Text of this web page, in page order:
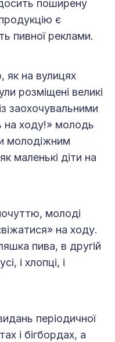
поширену
є
пивної реклами.
як на вулицях
розміщені великі
заохочувальними
на ходу!» молодь
молодіжним
маленькі діти на
молоді
на ходу.
пива, в другій
і хлопці, і
періодичної
і бігбордах, а